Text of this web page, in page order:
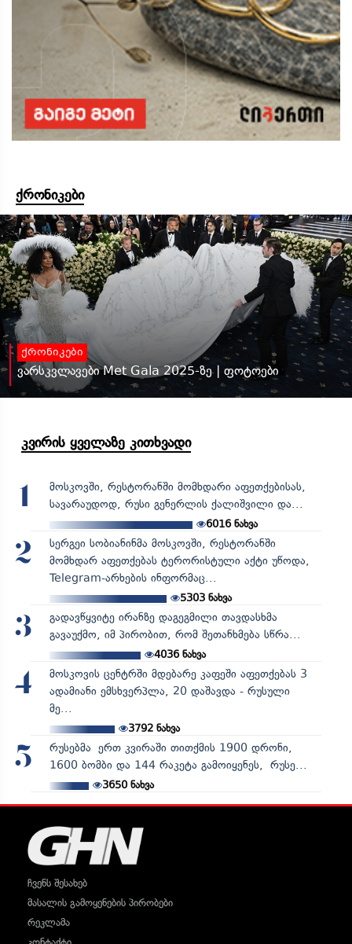
ქრონიკები
ქრონიკები
ვარსკვლავები Met Gala 2025-ზე | ფოტოები
კვირის ყველაზე კითხვადი
1
მოსკოვში, რესტორანში მომხდარი აფეთქებისას,
სავარაუდოდ, რუსი გენერლის ქალიშვილი და...
6016ნახვა
2
სერგეი სობიანინმა მოსკოვში, რესტორანში
მომხდარ აფეთქებას ტერორისტული აქტი უწოდა,
Telegram-არხების ინფორმაც...
5303ნახვა
3
გადავწყვიტე ირანზე დაგეგმილი თავდასხმა
გავაუქმო, იმ პირობით, რომ შეთანხმება სწრა...
4036ნახვა
4
მოსკოვის ცენტრში მდებარე კაფეში აფეთქებას 3
ადამიანი ემსხვერპლა, 20 დაშავდა - რუსული
მე...
3792ნახვა
5
რუსებმა ერთ კვირაში თითქმის 1900 დრონი,
1600 ბომბი და 144 რაკეტა გამოიყენეს, რუსე...
3650ნახვა
ჩვენს შესახებ
მასალის გამოყენების პირობები
რეკლამა